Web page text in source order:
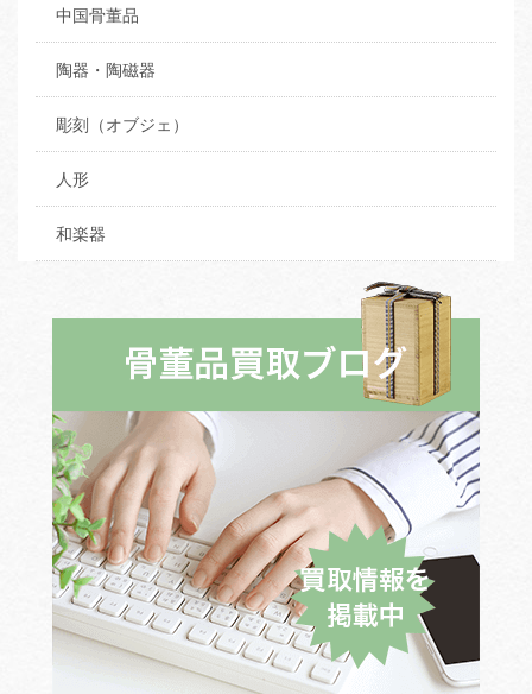
中国骨董品
陶器・陶磁器
彫刻（オブジェ）
人形
和楽器